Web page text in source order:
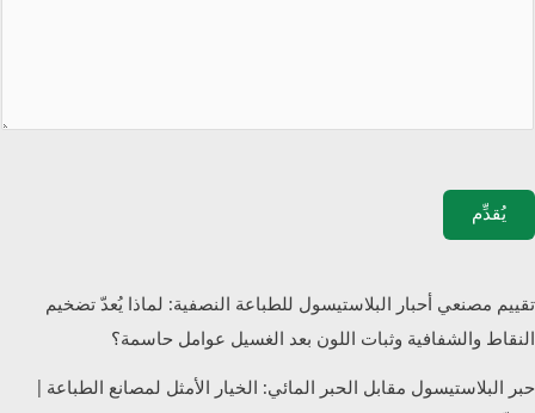
يُقدِّم
تقييم مصنعي أحبار البلاستيسول للطباعة النصفية: لماذا يُعدّ تضخيم
النقاط والشفافية وثبات اللون بعد الغسيل عوامل حاسمة؟
حبر البلاستيسول مقابل الحبر المائي: الخيار الأمثل لمصانع الطباعة |